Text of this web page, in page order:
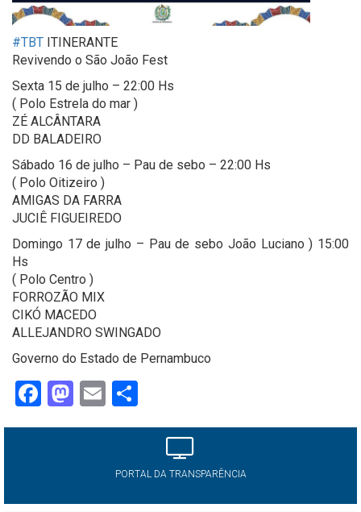
#TBT ITINERANTE
Revivendo o São João Fest
Sexta 15 de julho – 22:00 Hs
( Polo Estrela do mar )
ZÉ ALCÂNTARA
DD BALADEIRO
Sábado 16 de julho – Pau de sebo – 22:00 Hs
( Polo Oitizeiro )
AMIGAS DA FARRA
JUCIÊ FIGUEIREDO
Domingo 17 de julho – Pau de sebo João Luciano ) 15:00
Hs
( Polo Centro )
FORROZÃO MIX
CIKÓ MACEDO
ALLEJANDRO SWINGADO
Governo do Estado de Pernambuco
Facebook
Mastodon
Email
PORTAL DA TRANSPARÊNCIA